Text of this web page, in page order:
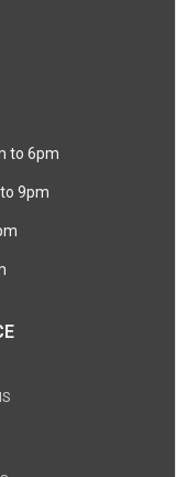
to 6pm
9pm